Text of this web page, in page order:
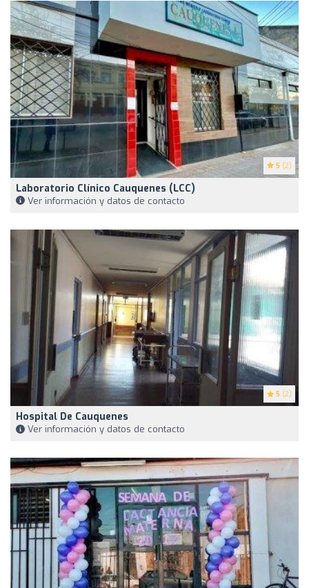
5 (2)
Laboratorio Clínico Cauquenes (LCC)
Ver información y datos de contacto
5 (2)
Hospital De Cauquenes
Ver información y datos de contacto